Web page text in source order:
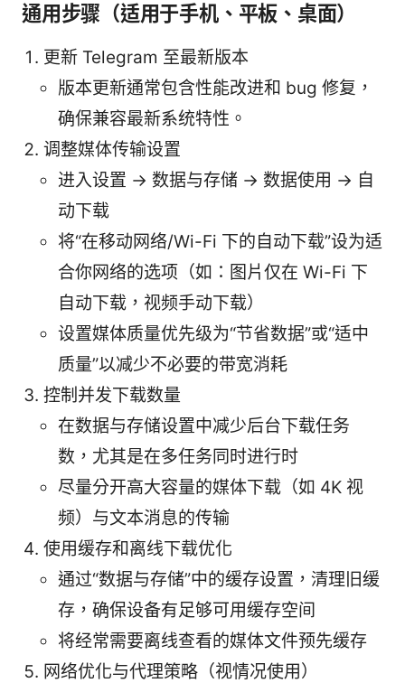
通用步骤（适用于手机、平板、桌面）
更新 Telegram 至最新版本
版本更新通常包含性能改进和 bug 修复，
确保兼容最新系统特性。
调整媒体传输设置
进入设置 -> 数据与存储 -> 数据使用 -> 自
动下载
将“在移动网络/Wi-Fi 下的自动下载”设为适
合你网络的选项（如：图片仅在 Wi-Fi 下
自动下载，视频手动下载）
设置媒体质量优先级为“节省数据”或“适中
质量”以减少不必要的带宽消耗
控制并发下载数量
在数据与存储设置中减少后台下载任务
数，尤其是在多任务同时进行时
尽量分开高大容量的媒体下载（如 4K 视
频）与文本消息的传输
使用缓存和离线下载优化
通过“数据与存储”中的缓存设置，清理旧缓
存，确保设备有足够可用缓存空间
将经常需要离线查看的媒体文件预先缓存
网络优化与代理策略（视情况使用）